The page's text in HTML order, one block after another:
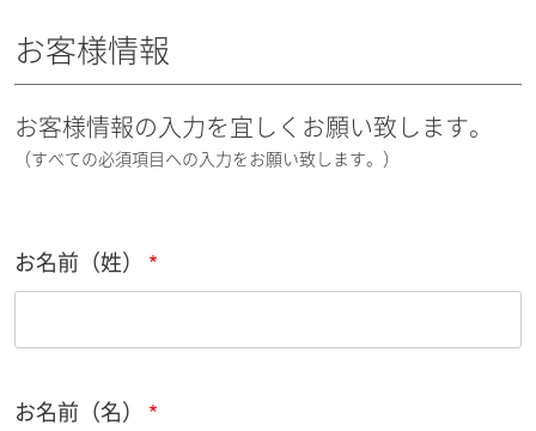
お客様情報
お客様情報の入力を宜しくお願い致します。
（すべての必須項目への入力をお願い致します。）
お名前（姓）
お名前（名）